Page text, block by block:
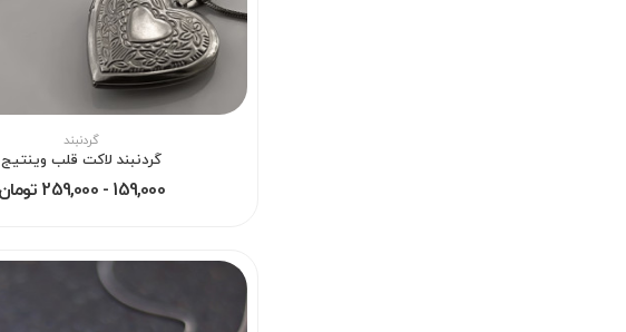
گردنبند
گردنبند لاکت قلب وینتیج
159,000 - 259,000 تومان